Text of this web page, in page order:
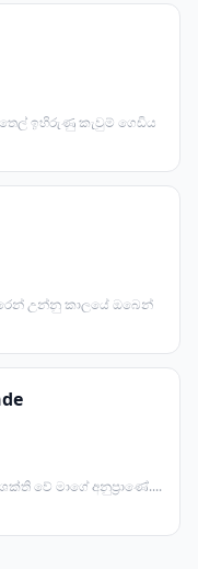
ඉහිරුණු කැවුම් ගෙඩිය
උන්නු කාලයේ ඔබෙන්
වේ මාගේ අනුප්‍රාණේ....